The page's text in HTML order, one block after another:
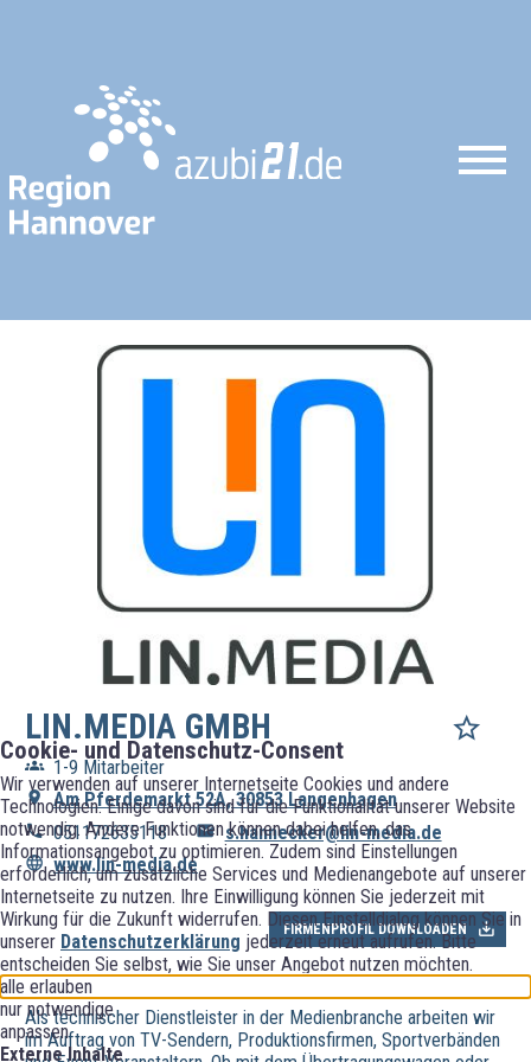
Cookie- und Datenschutz-Consent
Wir verwenden auf unserer Internetseite Cookies und andere
Technologien. Einige davon sind für die Funktionalität unserer Website
notwendig. Andere Funktionen können dabei helfen, das
Informationsangebot zu optimieren. Zudem sind Einstellungen
erforderlich, um zusätzliche Services und Medienangebote auf unserer
Internetseite zu nutzen. Ihre Einwilligung können Sie jederzeit mit
Wirkung für die Zukunft widerrufen. Diesen Einstelldialog können Sie in
unserer Datenschutzerklärung jederzeit erneut aufrufen. Bitte
entscheiden Sie selbst, wie Sie unser Angebot nutzen möchten.
alle erlauben
nur notwendige
anpassen
Externe Inhalte
LIN.MEDIA GMBH
1-9 Mitarbeiter
Am Pferdemarkt 52A, 30853 Langenhagen
051172635118
s.hannecker@lin-media.de
www.lin-media.de
FIRMENPROFIL DOWNLOADEN
Als technischer Dienstleister in der Medienbranche arbeiten wir
im Auftrag von TV-Sendern, Produktionsfirmen, Sportverbänden